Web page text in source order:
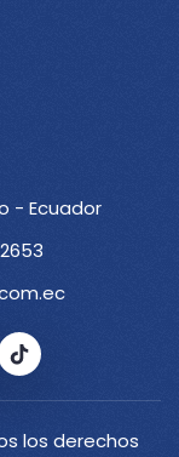
- Ecuador
los derechos